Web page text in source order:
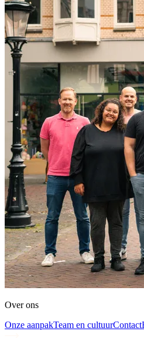
Over ons
Onze aanpakTeam en cultuurContact